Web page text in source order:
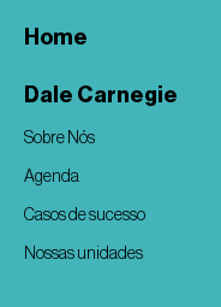
Home
Dale Carnegie
Sobre Nós
Agenda
Casos de sucesso
Nossas unidades